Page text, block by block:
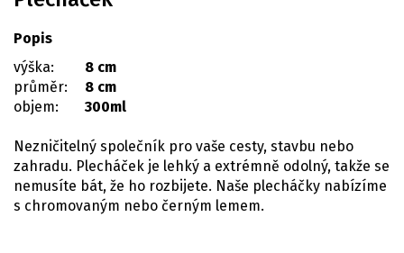
Popis
výška:
8 cm
průměr:
8 cm
objem:
300ml
Nezničitelný společník pro vaše cesty, stavbu nebo
zahradu. Plecháček je lehký a extrémně odolný, takže se
nemusíte bát, že ho rozbijete. Naše plecháčky nabízíme
s chromovaným nebo černým lemem.